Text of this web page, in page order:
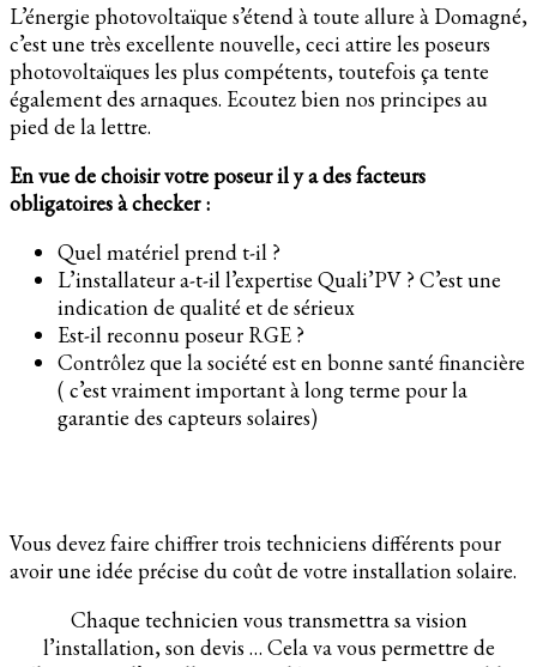
L’énergie photovoltaïque s’étend à toute allure à Domagné,
c’est une très excellente nouvelle, ceci attire les poseurs
photovoltaïques les plus compétents, toutefois ça tente
également des arnaques. Ecoutez bien nos principes au
pied de la lettre.
En vue de choisir votre poseur il y a des facteurs
obligatoires à checker :
Quel matériel prend t-il ?
L’installateur a-t-il l’expertise Quali’PV ? C’est une
indication de qualité et de sérieux
Est-il reconnu poseur RGE ?
Contrôlez que la société est en bonne santé financière
( c’est vraiment important à long terme pour la
garantie des capteurs solaires)
Vous devez faire chiffrer trois techniciens différents pour
avoir une idée précise du coût de votre installation solaire.
Chaque technicien vous transmettra sa vision
l’installation, son devis … Cela va vous permettre de